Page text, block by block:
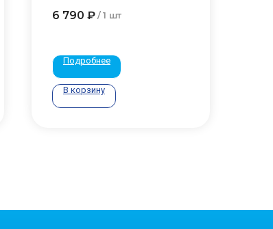
6 790 ₽ / 1 шт
Подробнее
В корзину